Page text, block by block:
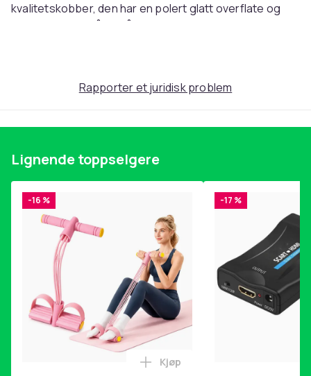
kvalitetskobber, den har en polert glatt overflate og
føles behagelig å ha på.
Ringens indre diameter: 20,5 mm
Materiale: Kobber
Pakken inkluderer:
Størrelse
20.5 mm
Vekt, gram
Artikkel nr.
62800c2f-2dd8-4b37-872d-f08bc7106e95
Produktsikkerhetsinformasjon
Rapporter et juridisk problem
Lignende toppselgere
-16 %
Legg Magetrener, 6-rørs
Kjøp
-17 %